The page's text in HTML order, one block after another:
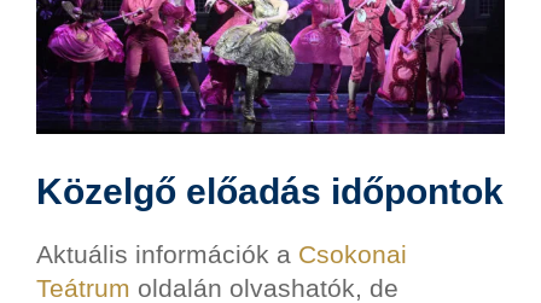
Közelgő előadás időpontok
Aktuális információk a Csokonai
Teátrum oldalán olvashatók, de